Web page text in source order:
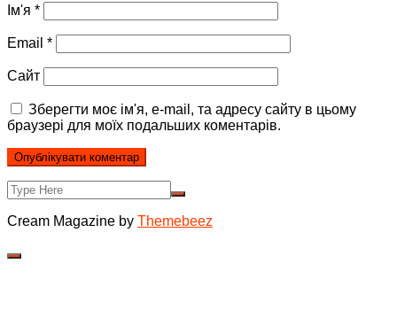
Ім'я *
Email *
Сайт
Зберегти моє ім'я, e-mail, та адресу сайту в цьому
браузері для моїх подальших коментарів.
Cream Magazine by Themebeez